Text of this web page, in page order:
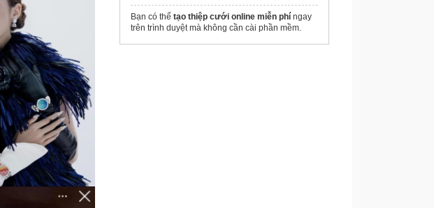
Bạn có thể tạo thiệp cưới online miễn phí ngay
trên trình duyệt mà không cần cài phần mềm.